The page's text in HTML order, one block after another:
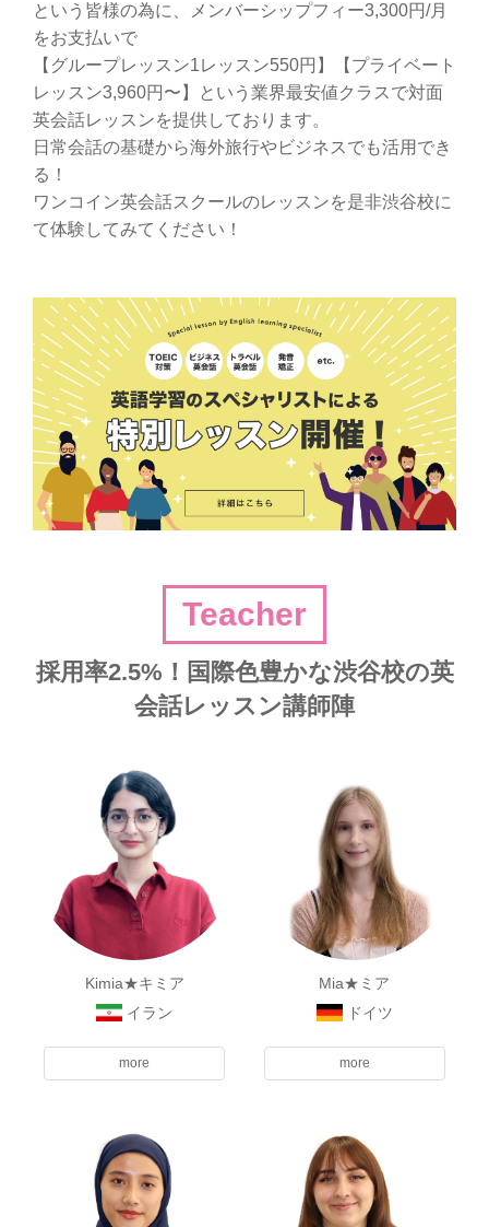
という皆様の為に、メンバーシップフィー3,300円/月
をお支払いで
【グループレッスン1レッスン550円】【プライベート
レッスン3,960円〜】という業界最安値クラスで対面
英会話レッスンを提供しております。
日常会話の基礎から海外旅行やビジネスでも活用でき
る！
ワンコイン英会話スクールのレッスンを是非渋谷校に
て体験してみてください！
Teacher
採用率2.5%！国際色豊かな渋谷校の英
会話レッスン講師陣
Kimia★キミア
イラン
more
Mia★ミア
ドイツ
more